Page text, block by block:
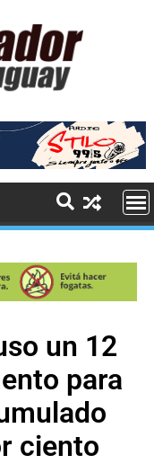
un 12
para
ciento